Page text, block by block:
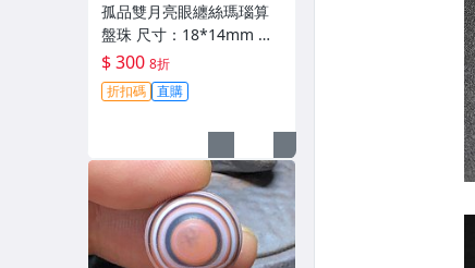
孤品雙月亮眼纏絲瑪瑙算
盤珠 尺寸：18*14mm 一
面居中月亮眼，超神奇，
高瓷料 天珠 瑪瑙 古玩 二
手【德寶齋】6345
$ 300 8折
折扣碼 直購